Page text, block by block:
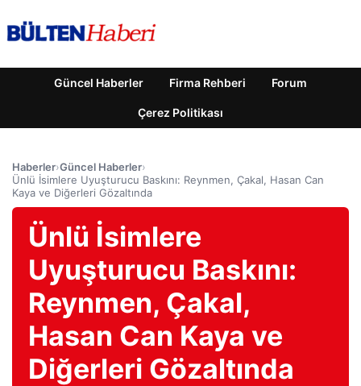
Güncel Haberler Firma Rehberi Forum
Çerez Politikası
Haberler›Güncel Haberler›
Ünlü İsimlere Uyuşturucu Baskını: Reynmen, Çakal, Hasan Can
Kaya ve Diğerleri Gözaltında
Ünlü İsimlere
Uyuşturucu Baskını:
Reynmen, Çakal,
Hasan Can Kaya ve
Diğerleri Gözaltında